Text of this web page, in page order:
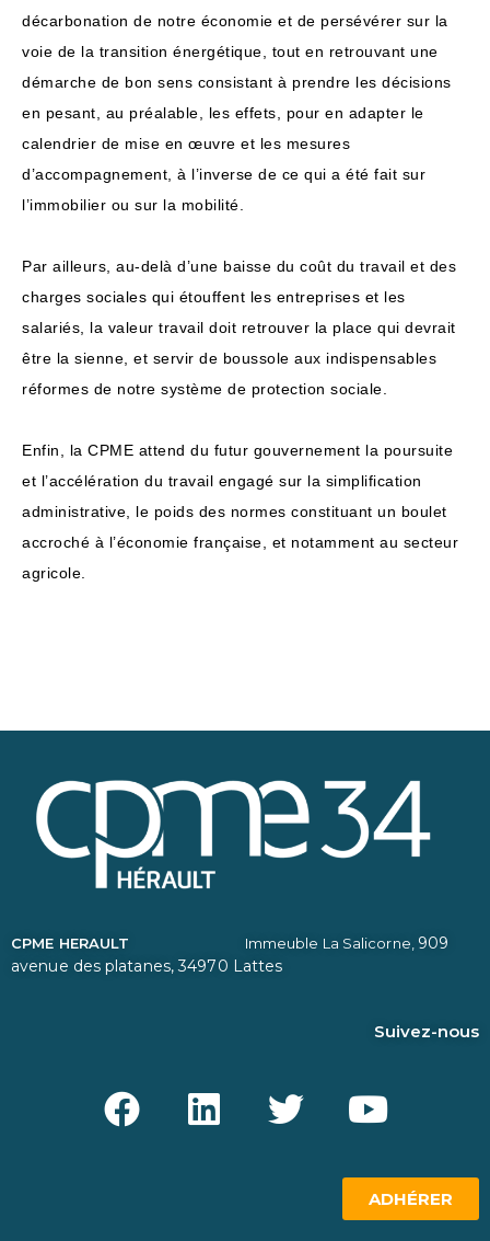
décarbonation de notre économie et de persévérer sur la
voie de la transition énergétique, tout en retrouvant une
démarche de bon sens consistant à prendre les décisions
en pesant, au préalable, les effets, pour en adapter le
calendrier de mise en œuvre et les mesures
d’accompagnement, à l’inverse de ce qui a été fait sur
l’immobilier ou sur la mobilité.
Par ailleurs, au-delà d’une baisse du coût du travail et des
charges sociales qui étouffent les entreprises et les
salariés, la valeur travail doit retrouver la place qui devrait
être la sienne, et servir de boussole aux indispensables
réformes de notre système de protection sociale.
Enfin, la CPME attend du futur gouvernement la poursuite
et l’accélération du travail engagé sur la simplification
administrative, le poids des normes constituant un boulet
accroché à l’économie française, et notamment au secteur
agricole.
CPME HERAULT Immeuble La Salicorne, 909
avenue des platanes,34970 Lattes
Suivez-nous
ADHÉRER